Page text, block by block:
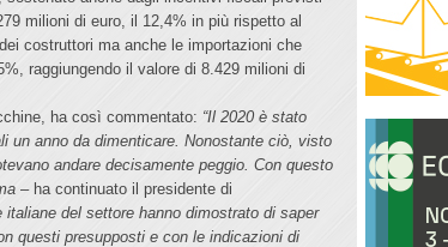
milioni di euro, il 12,4% in più rispetto al
costruttori ma anche le importazioni che
raggiungendo il valore di 8.429 milioni di
ha così commentato: “Il 2020 è stato
un anno da dimenticare. Nonostante ciò, visto
andare decisamente peggio. Con questo
– ha continuato il presidente di
italiane del settore hanno dimostrato di saper
questi presupposti e con le indicazioni di